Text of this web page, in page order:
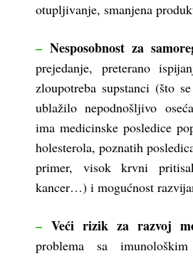
otupljivanje, smanjena
– Nesposobnost za
prejedanje, preterano
zloupotreba supstanci (što
ublažilo nepodnošljivo
ima medicinske posledice
holesterola, poznatih
primer, visok krvni
kancer…) i mogućnost
– Veći rizik za razvoj
problema sa